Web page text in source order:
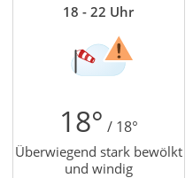
18 - 22 Uhr
18° / 18°
Überwiegend stark bewölkt
und windig